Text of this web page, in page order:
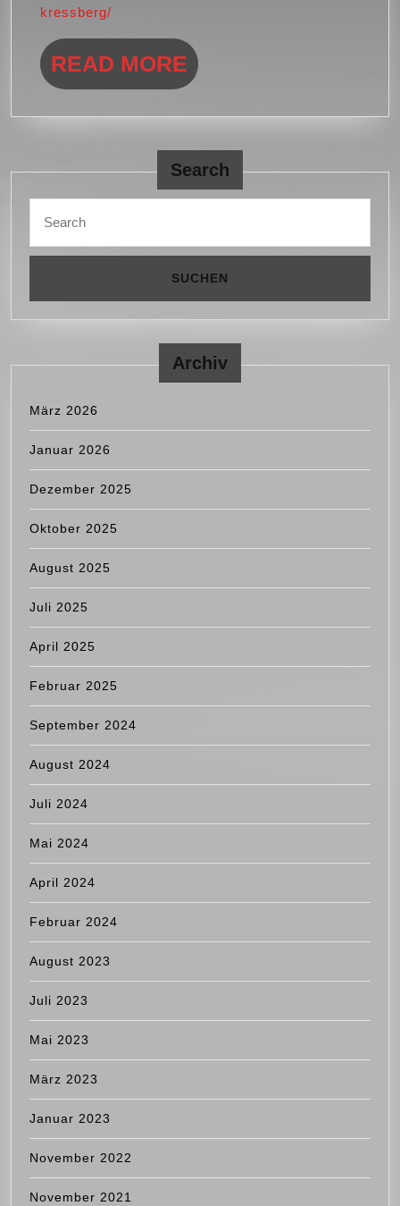
kressberg/
READ MORE READ
Search
for:
Archiv
März 2026
Januar 2026
Dezember 2025
Oktober 2025
August 2025
Juli 2025
April 2025
Februar 2025
September 2024
August 2024
Juli 2024
Mai 2024
April 2024
Februar 2024
August 2023
Juli 2023
Mai 2023
März 2023
Januar 2023
November 2022
November 2021